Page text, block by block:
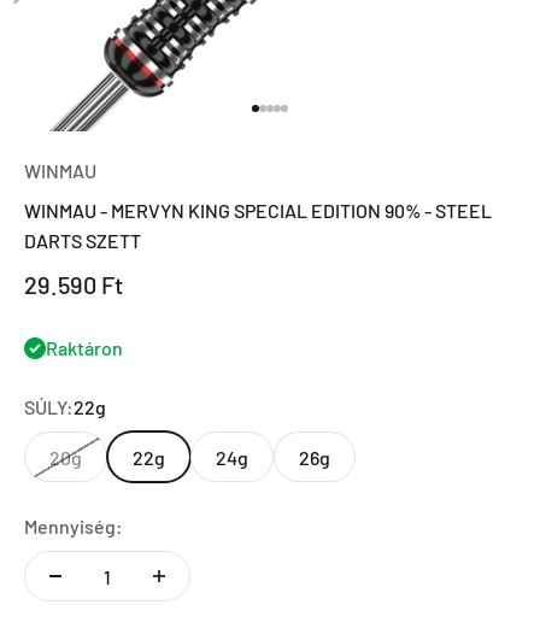
WINMAU
WINMAU - MERVYN KING SPECIAL EDITION 90% - STEEL
DARTS SZETT
Eladási ár
29.590 Ft
Raktáron
SÚLY:22g
20g 22g 24g 26g
Mennyiség: